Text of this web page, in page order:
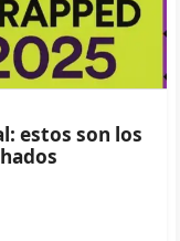
estos son los